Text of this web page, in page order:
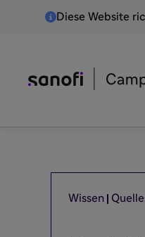
Diese Website
Wissen